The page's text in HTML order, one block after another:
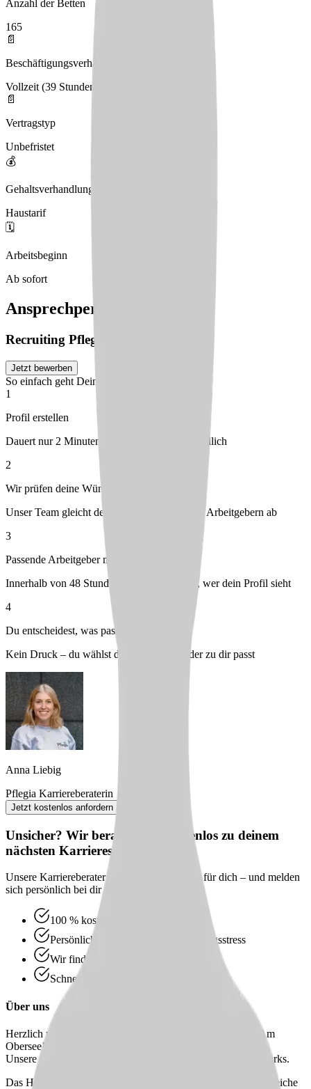
Anzahl der Betten
165
📄
Beschäftigungsverhältnis
Vollzeit (39 Stunden), Teilzeit
📄
Vertragstyp
Unbefristet
💰
Gehaltsverhandlungen
Haustarif
🗓️
Arbeitsbeginn
Ab sofort
Ansprechperson
Recruiting Pflegia
Jetzt bewerben
So einfach geht Deine Bewerbung
1
Profil erstellen
Dauert nur 2 Minuten – kostenlos & unverbindlich
2
Wir prüfen deine Wünsche
Unser Team gleicht dein Profil mit passenden Arbeitgebern ab
3
Passende Arbeitgeber melden sich bei dir
Innerhalb von 48 Stunden – du entscheidest, wer dein Profil sieht
4
Du entscheidest, was passt
Kein Druck – du wählst den Arbeitgeber, der zu dir passt
Anna Liebig
Pflegia Karriereberaterin
Jetzt kostenlos anfordern
Unsicher? Wir beraten dich kostenlos zu deinem
nächsten Karriereschritt
Unsere Karriereberater finden passende Jobs für dich – und melden
sich persönlich bei dir zurück.
100 % kostenlos & unverbindlich
Persönliche Beratung statt Bewerbungsstress
Wir finden passende Jobs für dich
Schneller Rückruf
Über uns
Herzlich willkommen in unserer Pflegeeinrichtung Berlin Am
Obersee!
Unsere wunderschöne Einrichtung liegt mitten zahlreicher Parks.
Das Haus verfügt über 165 Betten, die sich auf fünf Wohnbereiche